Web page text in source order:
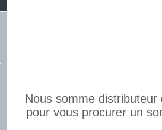
Nous somme
pour vous procurer un